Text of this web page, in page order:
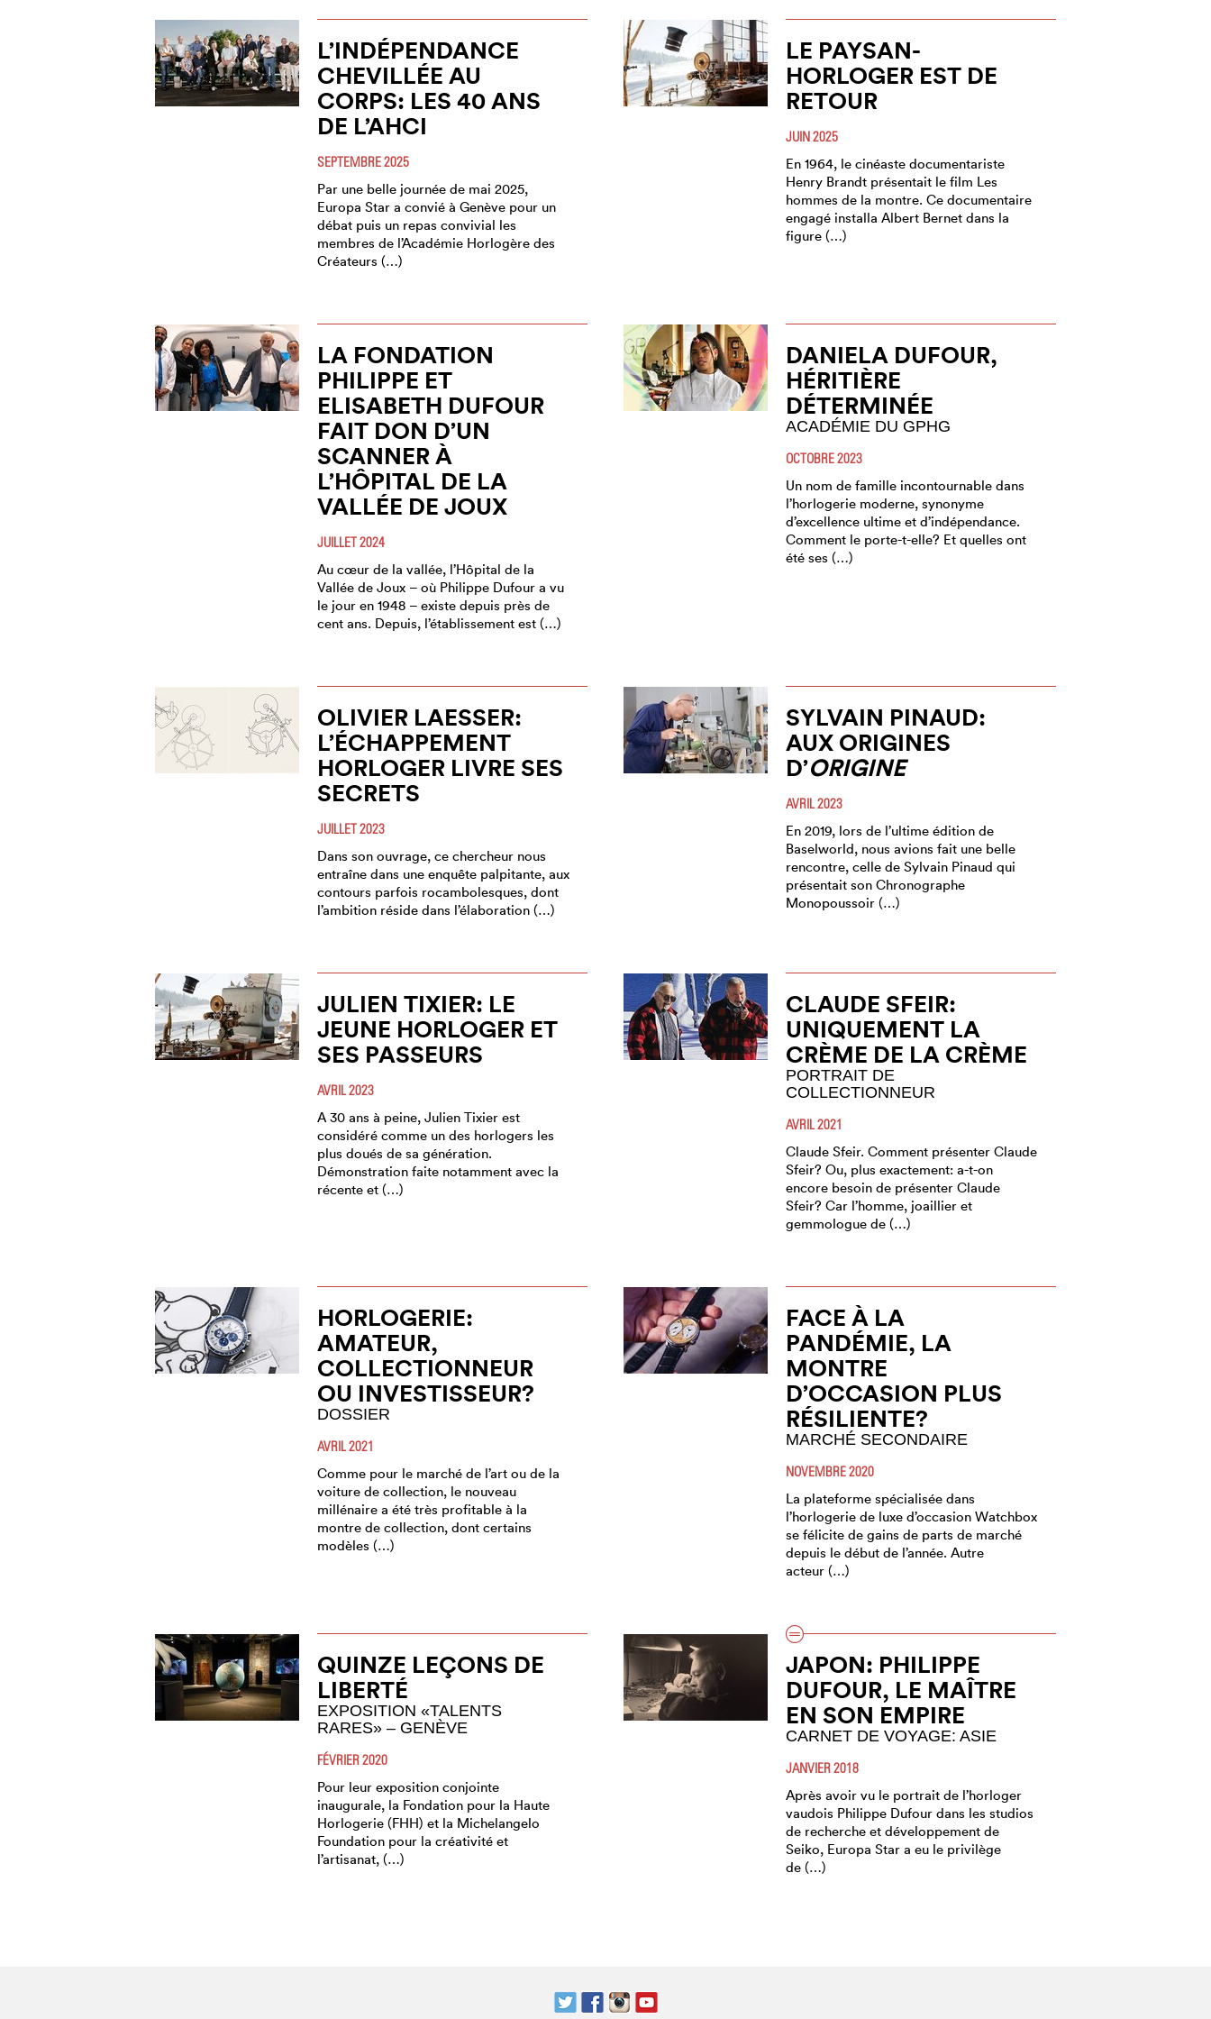
L’INDÉPENDANCE
CHEVILLÉE AU
CORPS: LES 40 ANS
DE L’AHCI
SEPTEMBRE 2025
Par une belle journée de mai 2025,
Europa Star a convié à Genève pour un
débat puis un repas convivial les
membres de l’Académie Horlogère des
Créateurs (…)
LE PAYSAN-
HORLOGER EST DE
RETOUR
JUIN 2025
En 1964, le cinéaste documentariste
Henry Brandt présentait le film Les
hommes de la montre. Ce documentaire
engagé installa Albert Bernet dans la
figure (…)
LA FONDATION
PHILIPPE ET
ELISABETH DUFOUR
FAIT DON D’UN
SCANNER À
L’HÔPITAL DE LA
VALLÉE DE JOUX
JUILLET 2024
Au cœur de la vallée, l’Hôpital de la
Vallée de Joux – où Philippe Dufour a vu
le jour en 1948 – existe depuis près de
cent ans. Depuis, l’établissement est (…)
DANIELA DUFOUR,
HÉRITIÈRE
DÉTERMINÉE
ACADÉMIE DU GPHG
OCTOBRE 2023
Un nom de famille incontournable dans
l’horlogerie moderne, synonyme
d’excellence ultime et d’indépendance.
Comment le porte-t-elle? Et quelles ont
été ses (…)
OLIVIER LAESSER:
L’ÉCHAPPEMENT
HORLOGER LIVRE SES
SECRETS
JUILLET 2023
Dans son ouvrage, ce chercheur nous
entraîne dans une enquête palpitante, aux
contours parfois rocambolesques, dont
l’ambition réside dans l’élaboration (…)
SYLVAIN PINAUD:
AUX ORIGINES
D’ORIGINE
AVRIL 2023
En 2019, lors de l’ultime édition de
Baselworld, nous avions fait une belle
rencontre, celle de Sylvain Pinaud qui
présentait son Chronographe
Monopoussoir (…)
JULIEN TIXIER: LE
JEUNE HORLOGER ET
SES PASSEURS
AVRIL 2023
A 30 ans à peine, Julien Tixier est
considéré comme un des horlogers les
plus doués de sa génération.
Démonstration faite notamment avec la
récente et (…)
CLAUDE SFEIR:
UNIQUEMENT LA
CRÈME DE LA CRÈME
PORTRAIT DE
COLLECTIONNEUR
AVRIL 2021
Claude Sfeir. Comment présenter Claude
Sfeir? Ou, plus exactement: a-t-on
encore besoin de présenter Claude
Sfeir? Car l’homme, joaillier et
gemmologue de (…)
HORLOGERIE:
AMATEUR,
COLLECTIONNEUR
OU INVESTISSEUR?
DOSSIER
AVRIL 2021
Comme pour le marché de l’art ou de la
voiture de collection, le nouveau
millénaire a été très profitable à la
montre de collection, dont certains
modèles (…)
FACE À LA
PANDÉMIE, LA
MONTRE
D’OCCASION PLUS
RÉSILIENTE?
MARCHÉ SECONDAIRE
NOVEMBRE 2020
La plateforme spécialisée dans
l’horlogerie de luxe d’occasion Watchbox
se félicite de gains de parts de marché
depuis le début de l’année. Autre
acteur (…)
QUINZE LEÇONS DE
LIBERTÉ
EXPOSITION «TALENTS
RARES» – GENÈVE
FÉVRIER 2020
Pour leur exposition conjointe
inaugurale, la Fondation pour la Haute
Horlogerie (FHH) et la Michelangelo
Foundation pour la créativité et
l’artisanat, (…)
JAPON: PHILIPPE
DUFOUR, LE MAÎTRE
EN SON EMPIRE
CARNET DE VOYAGE: ASIE
JANVIER 2018
Après avoir vu le portrait de l’horloger
vaudois Philippe Dufour dans les studios
de recherche et développement de
Seiko, Europa Star a eu le privilège
de (…)